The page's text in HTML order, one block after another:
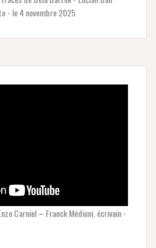
- le 4 novembre 2025
Carniel – Franck Médioni, écrivain -